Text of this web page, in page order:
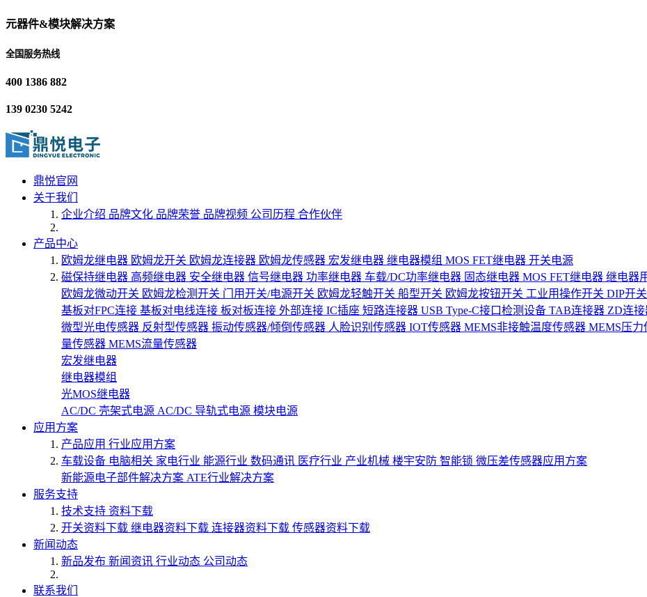
元器件&模块解决方案
全国服务热线
400 1386 882
139 0230 5242
鼎悦官网
关于我们
企业介绍 品牌文化 品牌荣誉 品牌视频 公司历程 合作伙伴
产品中心
欧姆龙继电器 欧姆龙开关 欧姆龙连接器 欧姆龙传感器 宏发继电器 继电器模组 MOS FET继电器 开关电源
磁保持继电器 高频继电器 安全继电器 信号继电器 功率继电器 车载/DC功率继电器 固态继电器 MOS FET继电器 继电器
欧姆龙微动开关 欧姆龙检测开关 门用开关/电源开关 欧姆龙轻触开关 船型开关 欧姆龙按钮开关 工业用操作开关 DIP开关
基板对FPC连接 基板对电线连接 板对板连接 外部连接 IC插座 短路连接器 USB Type-C接口检测设备 TAB连接器 ZD连接
微型光电传感器 反射型传感器 振动传感器/倾倒传感器 人脸识别传感器 IOT传感器 MEMS非接触温度传感器 MEMS压力
量传感器 MEMS流量传感器
宏发继电器
继电器模组
光MOS继电器
AC/DC 壳架式电源 AC/DC 导轨式电源 模块电源
应用方案
产品应用 行业应用方案
车载设备 电脑相关 家电行业 能源行业 数码通讯 医疗行业 产业机械 楼宇安防 智能锁 微压差传感器应用方案
新能源电子部件解决方案 ATE行业解决方案
服务支持
技术支持 资料下载
开关资料下载 继电器资料下载 连接器资料下载 传感器资料下载
新闻动态
新品发布 新闻资讯 行业动态 公司动态
联系我们